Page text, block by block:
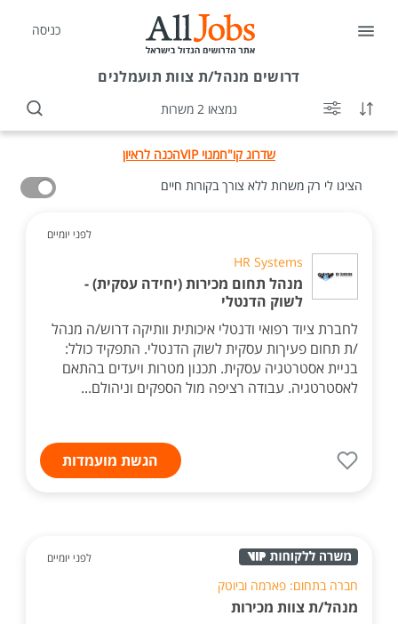
כניסה
דרושים מנהל/ת צוות תועמלנים
נמצאו 2 משרות
שדרוג קו"חמנוי VIP
הכנה לראיון
הציגו לי רק משרות ללא צורך בקורות חיים
לפני יומיים
HR Systems
מנהל תחום מכירות (יחידה עסקית) -
לשוק הדנטלי
לחברת ציוד רפואי ודנטלי איכותית וותיקה דרוש/ה מנהל
/ת תחום פעיךות עסקית לשוק הדנטלי. התפקיד כולל:
בניית אסטרטגיה עסקית. תכנון מטרות ויעדים בהתאם
לאסטרטגיה. עבודה רציפה מול הספקים וניהולם...
הגשת מועמדות
לפני יומיים
חברה בתחום: פארמה וביוטק
מנהל/ת צוות מכירות